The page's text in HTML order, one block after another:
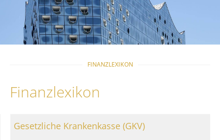
FINANZLEXIKON
Finanzlexikon
Gesetzliche Krankenkasse (GKV)